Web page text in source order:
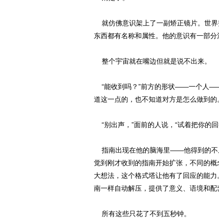
就仿佛意识架上了一副矫正镜片。世
东西都有名称和属性。他的意识有一部
整个宇宙就在嘴边但就是说不出来。
“能收到吗？”前方的形状——一个人——
道这一点的，也不知道对方是怎么做到
“别出声，”面前的人说，“试着把你的
指南出现在他的脑海里——他得到的不
觉到刚才收到的指南开始扩张，不同的
大想法，这个格式塔让他有了回应的能
南一样自动解压，提供了意义、语境和
所有这些只花了不到五秒钟。